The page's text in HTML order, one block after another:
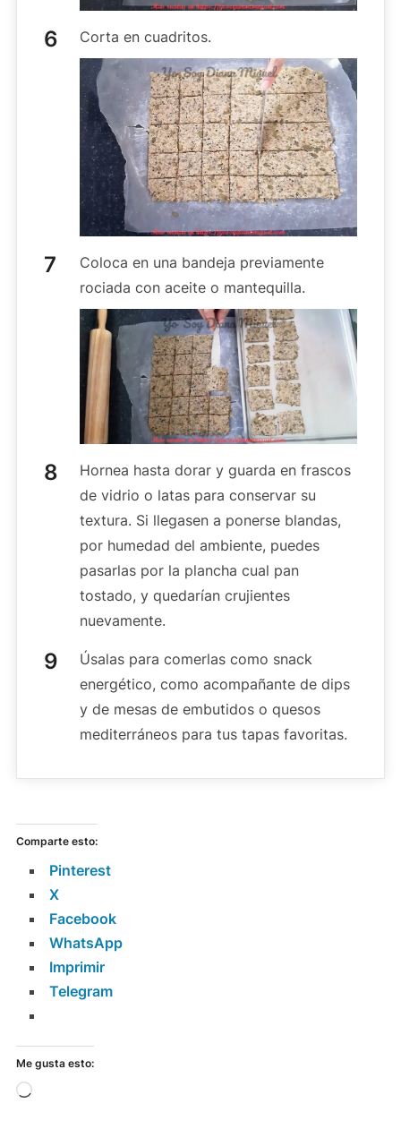
Corta en cuadritos.
Coloca en una bandeja previamente
rociada con aceite o mantequilla.
Hornea hasta dorar y guarda en frascos
de vidrio o latas para conservar su
textura. Si llegasen a ponerse blandas,
por humedad del ambiente, puedes
pasarlas por la plancha cual pan
tostado, y quedarían crujientes
nuevamente.
Úsalas para comerlas como snack
energético, como acompañante de dips
y de mesas de embutidos o quesos
mediterráneos para tus tapas favoritas.
Comparte esto:
Pinterest
X
Facebook
WhatsApp
Imprimir
Telegram
Me gusta esto:
Cargando...